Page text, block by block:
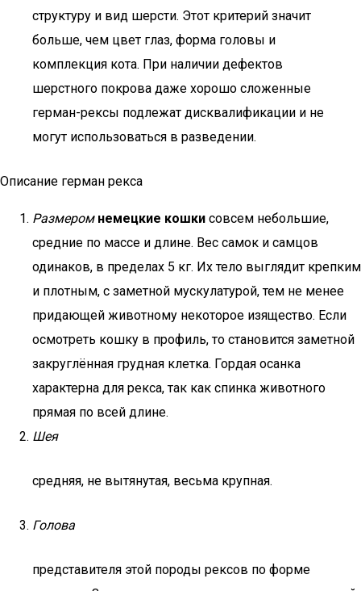
структуру и вид шерсти. Этот критерий значит
больше, чем цвет глаз, форма головы и
комплекция кота. При наличии дефектов
шерстного покрова даже хорошо сложенные
герман-рексы подлежат дисквалификации и не
могут использоваться в разведении.
Описание герман рекса
Размером немецкие кошки совсем небольшие,
средние по массе и длине. Вес самок и самцов
одинаков, в пределах 5 кг. Их тело выглядит крепким
и плотным, с заметной мускулатурой, тем не менее
придающей животному некоторое изящество. Если
осмотреть кошку в профиль, то становится заметной
закруглённая грудная клетка. Гордая осанка
характерна для рекса, так как спинка животного
прямая по всей длине.
Шея
средняя, не вытянутая, весьма крупная.
Голова
представителя этой породы рексов по форме